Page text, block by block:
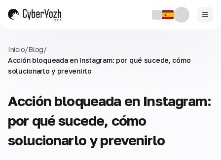
Inicio/Blog/
Acción bloqueada en Instagram: por qué sucede, cómo
solucionarlo y prevenirlo
Acción bloqueada en Instagram:
por qué sucede, cómo
solucionarlo y prevenirlo